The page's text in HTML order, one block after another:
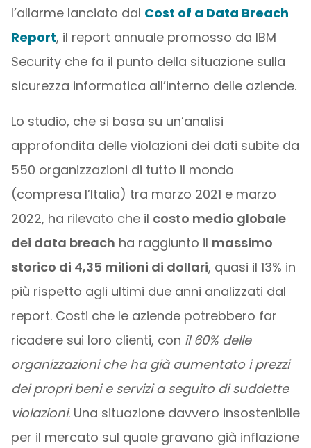
l’allarme lanciato dal Cost of a Data Breach
Report, il report annuale promosso da IBM
Security che fa il punto della situazione sulla
sicurezza informatica all’interno delle aziende.
Lo studio, che si basa su un’analisi
approfondita delle violazioni dei dati subite da
550 organizzazioni di tutto il mondo
(compresa l’Italia) tra marzo 2021 e marzo
2022, ha rilevato che il costo medio globale
dei data breach ha raggiunto il massimo
storico di 4,35 milioni di dollari, quasi il 13% in
più rispetto agli ultimi due anni analizzati dal
report. Costi che le aziende potrebbero far
ricadere sui loro clienti, con il 60% delle
organizzazioni che ha già aumentato i prezzi
dei propri beni e servizi a seguito di suddette
violazioni. Una situazione davvero insostenibile
per il mercato sul quale gravano già inflazione